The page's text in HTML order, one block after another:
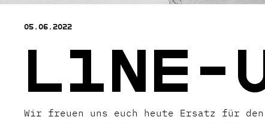
05.06.2022
L1NE-
Wir freuen uns euch heute Ersatz für